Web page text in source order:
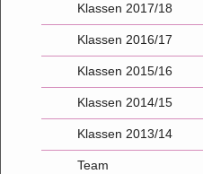
Klassen 2017/18
Klassen 2016/17
Klassen 2015/16
Klassen 2014/15
Klassen 2013/14
Team